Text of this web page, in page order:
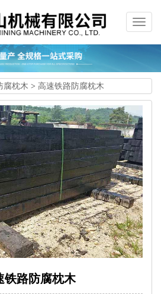
腐枕木 > 高速铁路防腐枕木
铁路防腐枕木